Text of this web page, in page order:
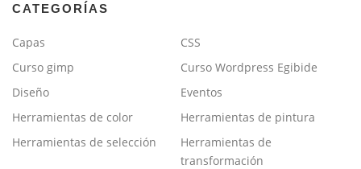
CATEGORÍAS
Capas
CSS
Curso gimp
Curso Wordpress Egibide
Diseño
Eventos
Herramientas de color
Herramientas de pintura
Herramientas de selección
Herramientas de
transformación